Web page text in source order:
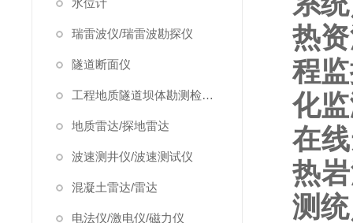
水位计
瑞雷波仪/瑞雷波勘探仪
隧道断面仪
工程地质隧道坝体勘测检测仪器
地质雷达/探地雷达
波速测井仪/波速测试仪
混凝土雷达/雷达
电法仪/激电仪/磁力仪
热
程
化
在
热
测